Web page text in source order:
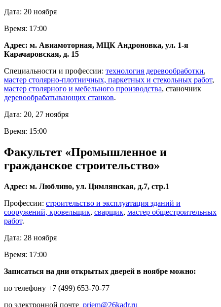
Дата: 20 ноября
Время: 17:00
Адрес: м. Авиамоторная, МЦК Андроновка, ул. 1-я
Карачаровская, д. 15
Специальности и профессии: технология деревообработки,
мастер столярно-плотничных, паркетных и стекольных работ,
мастер столярного и мебельного производства, станочник
деревообрабатывающих станков.
Дата: 20, 27 ноября
Время: 15:00
Факультет «Промышленное и
гражданское строительство»
Адрес: м. Люблино, ул. Цимлянская, д.7, стр.1
Профессии: строительство и эксплуатация зданий и
сооружений, кровельщик, сварщик, мастер общестроительных
работ.
Дата: 28 ноября
Время: 17:00
Записаться на дни открытых дверей в ноябре можно:
по телефону +7 (499) 653-70-77
по электронной почте priem@26kadr.ru